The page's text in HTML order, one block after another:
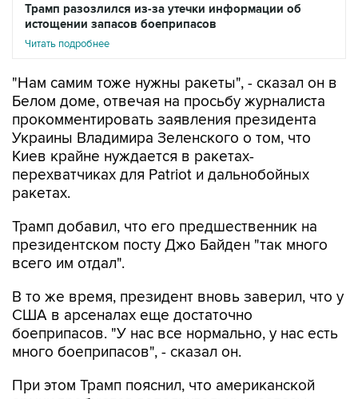
Трамп разозлился из-за утечки информации об
истощении запасов боеприпасов
Читать подробнее
"Нам самим тоже нужны ракеты", - сказал он в
Белом доме, отвечая на просьбу журналиста
прокомментировать заявления президента
Украины Владимира Зеленского о том, что
Киев крайне нуждается в ракетах-
перехватчиках для Patriot и дальнобойных
ракетах.
Трамп добавил, что его предшественник на
президентском посту Джо Байден "так много
всего им отдал".
В то же время, президент вновь заверил, что у
США в арсеналах еще достаточно
боеприпасов. "У нас все нормально, у нас есть
много боеприпасов", - сказал он.
При этом Трамп пояснил, что американской